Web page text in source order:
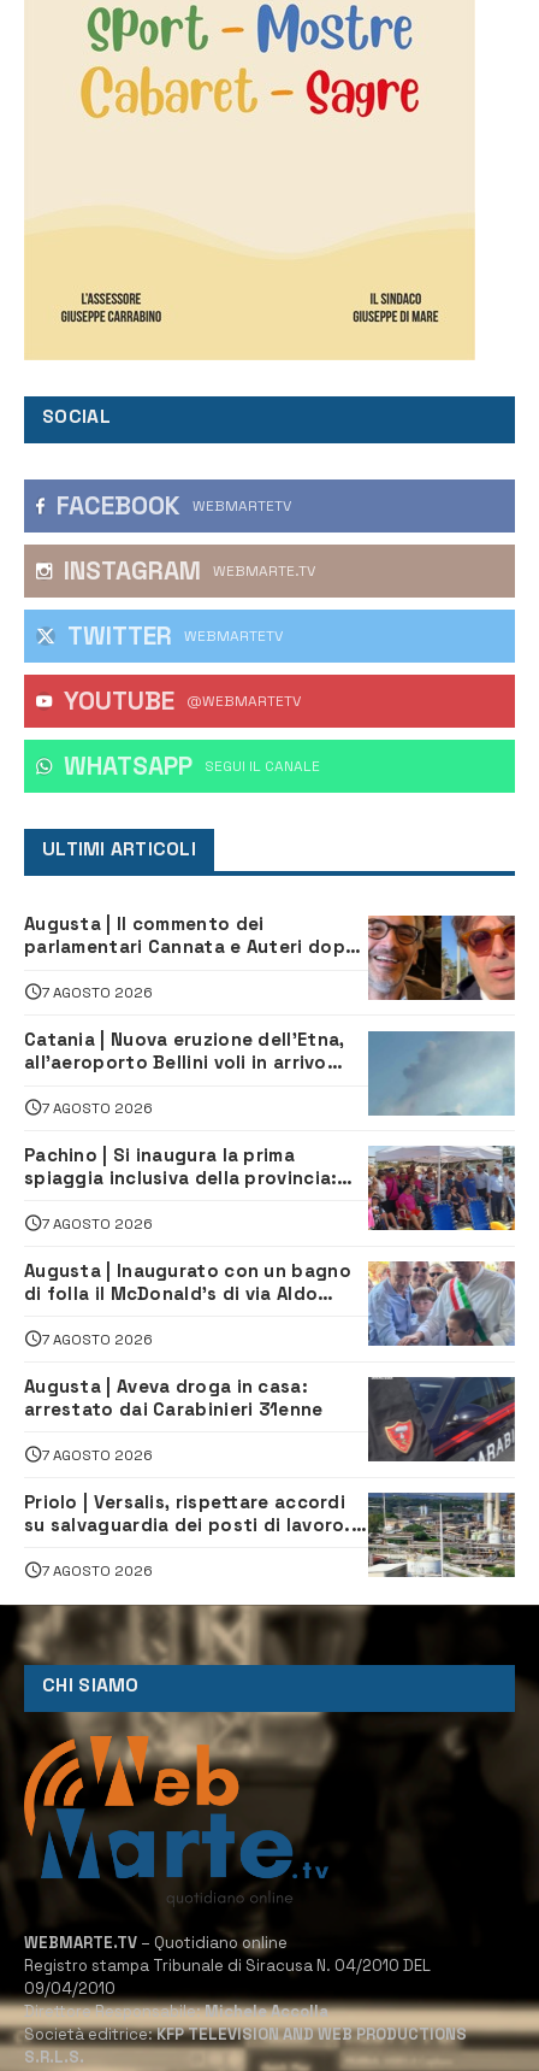
SOCIAL
FACEBOOK WEBMARTETV
INSTAGRAM WEBMARTE.TV
TWITTER WEBMARTETV
YOUTUBE @WEBMARTETV
WHATSAPP ‎SEGUI IL CANALE
ULTIMI ARTICOLI
Augusta | Il commento dei
parlamentari Cannata e Auteri dopo
depuratore
7 AGOSTO 2026
Catania | Nuova eruzione dell’Etna,
all’aeroporto Bellini voli in arrivo
7 AGOSTO 2026
Pachino | Si inaugura la prima
spiaggia inclusiva della provincia:
tutti
7 AGOSTO 2026
Augusta | Inaugurato con un bagno
di folla il McDonald’s di via Aldo
7 AGOSTO 2026
Augusta | Aveva droga in casa:
arrestato dai Carabinieri 31enne
7 AGOSTO 2026
Priolo | Versalis, rispettare accordi
su salvaguardia dei posti di lavoro. Il
7 AGOSTO 2026
CHI SIAMO
WEBMARTE.TV – Quotidiano online
Registro stampa Tribunale di Siracusa N. 04/2010 DEL
09/04/2010
Direttore Responsabile:Michele Accolla
Società editrice:KFP TELEVISION AND WEB PRODUCTIONS
S.R.L.S.